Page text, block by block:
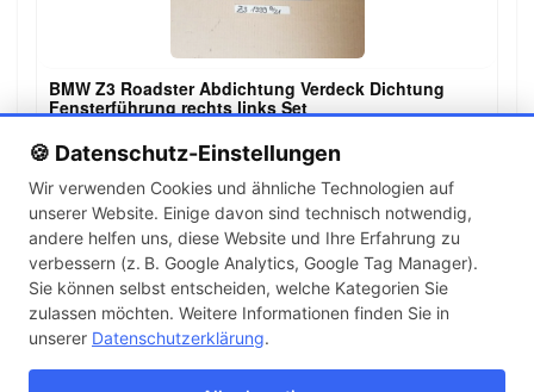
🍪 Datenschutz-Einstellungen
Wir verwenden Cookies und ähnliche Technologien auf
unserer Website. Einige davon sind technisch notwendig,
andere helfen uns, diese Website und Ihre Erfahrung zu
verbessern (z. B. Google Analytics, Google Tag Manager).
Sie können selbst entscheiden, welche Kategorien Sie
zulassen möchten. Weitere Informationen finden Sie in
unserer Datenschutzerklärung.
BMW Z3 Roadster Abdichtung Verdeck Dichtung
Fensterführung rechts links Set
149,00 €
← 1 2 3 … 142 →
Artikel pro Seite